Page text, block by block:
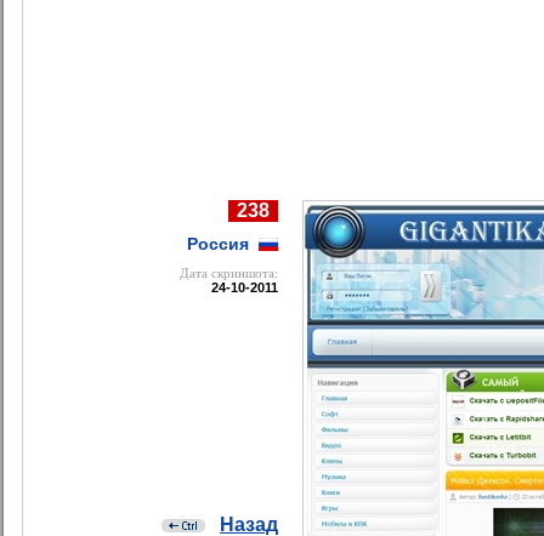
238
Россия
Дата cкриншота:
24-10-2011
Назад